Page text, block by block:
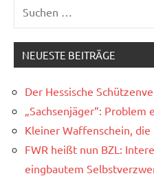
NEUESTE BEITRÄGE
Der Hessische
„Sachsenjäger“:
Kleiner Waffenschein, die
FWR heißt nun BZL:
eingbautem